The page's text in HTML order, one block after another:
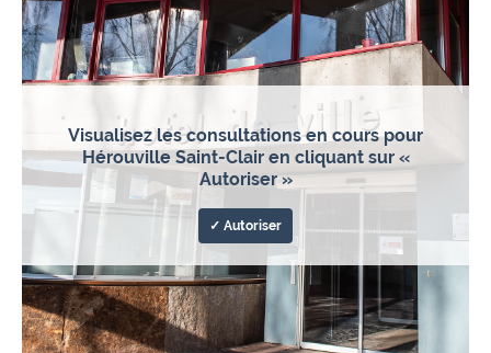
Visualisez les consultations en cours pour
Hérouville Saint-Clair en cliquant sur «
Autoriser »
✓ Autoriser